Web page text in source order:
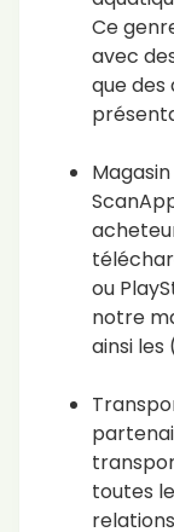
Ce
avec
que
ou
notre
ainsi
toutes